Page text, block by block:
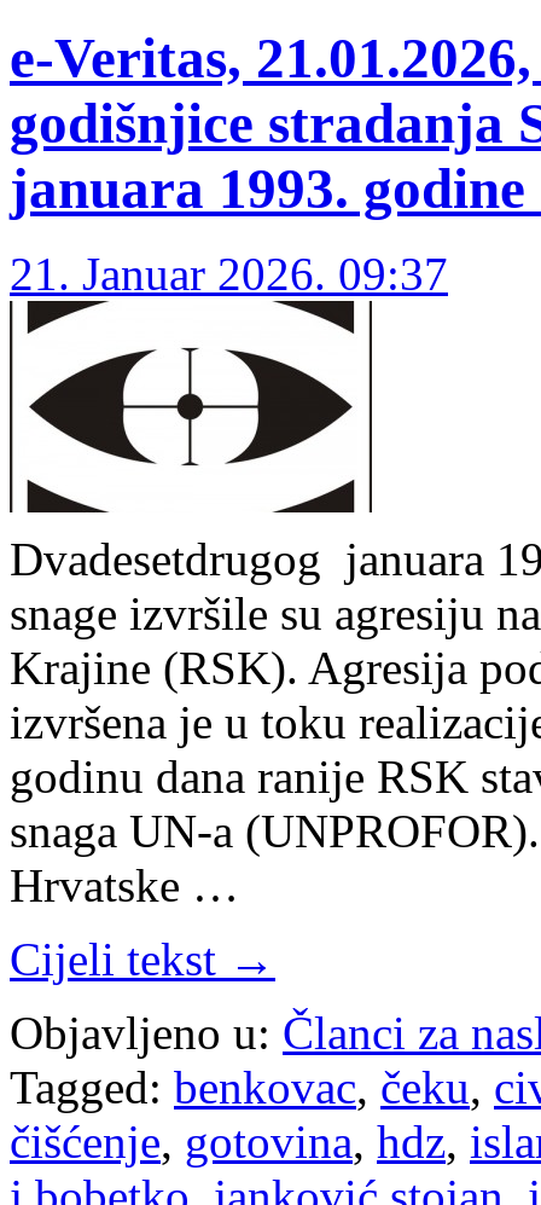
e-Veritas,
godišnjice stradanja
januara 1993.
21. Januar 2026. 09:37
Dvadesetdrugog januara
snage izvršile su agresiju
Krajine (RSK). Agresija
izvršena je u toku
godinu dana ranije RSK
snaga UN-a
Hrvatske …
Cijeli tekst →
Objavljeno u: Članci za
Tagged: benkovac, čeku,
čišćenje, gotovina, hdz,